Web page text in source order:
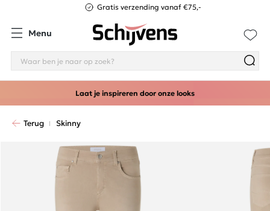
Gratis verzending vanaf €75,-
Menu
Laat je inspireren door onze looks
Terug Skinny